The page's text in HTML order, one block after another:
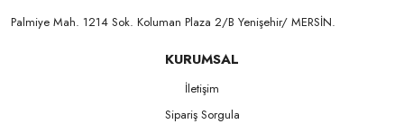
Palmiye Mah. 1214 Sok. Koluman Plaza 2/B Yenişehir/ MERSİN.ㅤㅤㅤㅤㅤㅤㅤㅤㅤㅤㅤㅤㅤㅤㅤㅤㅤㅤㅤㅤㅤㅤㅤㅤㅤㅤㅤㅤㅤㅤㅤㅤㅤㅤㅤ ㅤㅤㅤㅤㅤㅤㅤㅤㅤㅤ
KURUMSAL
İletişim
Sipariş Sorgula